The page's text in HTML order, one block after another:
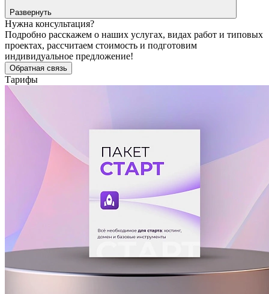
Развернуть
Нужна консультация?
Подробно расскажем о наших услугах, видах работ и типовых
проектах, рассчитаем стоимость и подготовим
индивидуальное предложение!
Обратная связь
Тарифы